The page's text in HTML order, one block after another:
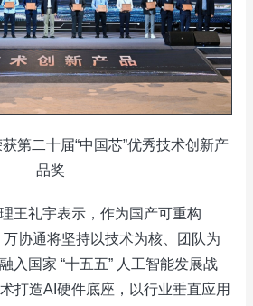
二十届“中国芯”优秀技术创新产
品奖
礼宇表示，作为国产可重构
协通将坚持以技术为核、团队为
入国家 “十五五” 人工智能发展战
打造AI硬件底座，以行业垂直应用